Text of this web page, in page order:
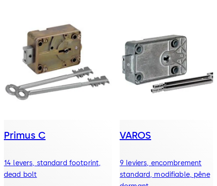
Primus C
14 levers, standard footprint,
dead bolt
VAROS
9 leviers, encombrement
standard, modifiable, pêne